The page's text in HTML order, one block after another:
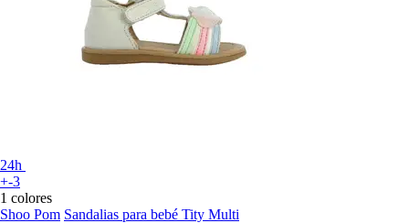
24h
+-3
1 colores
Shoo Pom Sandalias para bebé Tity Multi